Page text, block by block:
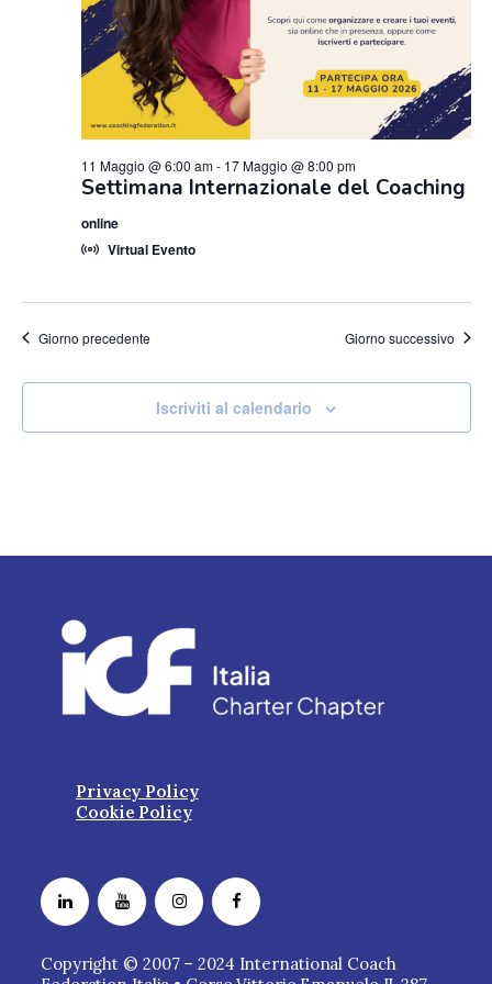
Settimana Internazionale del Coaching
11 Maggio @ 6:00 am- 17 Maggio @ 8:00 pm
online
Virtual Evento
Giorno precedente Giorno successivo
Iscriviti al calendario
Privacy Policy
Cookie Policy
Copyright © 2007 – 2024 International Coach